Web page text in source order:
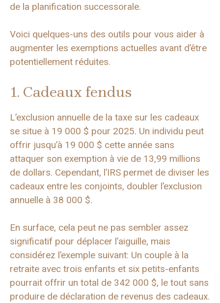
de la planification successorale.
Voici quelques-uns des outils pour vous aider à
augmenter les exemptions actuelles avant d’être
potentiellement réduites.
1. Cadeaux fendus
L’exclusion annuelle de la taxe sur les cadeaux
se situe à 19 000 $ pour 2025. Un individu peut
offrir jusqu’à 19 000 $ cette année sans
attaquer son exemption à vie de 13,99 millions
de dollars. Cependant, l’IRS permet de diviser les
cadeaux entre les conjoints, doubler l’exclusion
annuelle à 38 000 $.
En surface, cela peut ne pas sembler assez
significatif pour déplacer l’aiguille, mais
considérez l’exemple suivant: Un couple à la
retraite avec trois enfants et six petits-enfants
pourrait offrir un total de 342 000 $, le tout sans
produire de déclaration de revenus des cadeaux.